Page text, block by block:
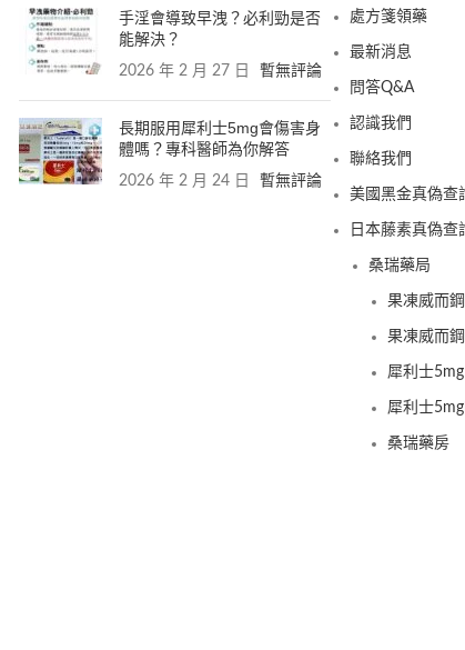
手淫會導致早洩？必利勁是否
能解決？
2026 年 2 月 27 日 暫無評論
長期服用犀利士5mg會傷害身
體嗎？專科醫師為你解答
2026 年 2 月 24 日 暫無評論
處方箋領藥
最新消息
問答Q&A
認識我們
聯絡我們
美國黑金真偽查
日本藤素真偽查
桑瑞藥局
果凍威而鋼
果凍威而
犀利士5mg
犀利士
桑瑞藥房